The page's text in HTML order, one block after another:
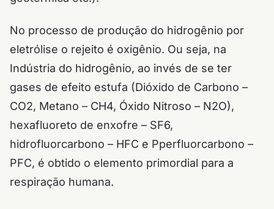
No processo de produção do hidrogênio por
eletrólise o rejeito é oxigênio. Ou seja, na
Indústria do hidrogênio, ao invés de se ter
gases de efeito estufa (Dióxido de Carbono –
CO2, Metano – CH4, Óxido Nitroso – N2O),
hexafluoreto de enxofre – SF6,
hidrofluorcarbono – HFC e Pperfluorcarbono –
PFC, é obtido o elemento primordial para a
respiração humana.